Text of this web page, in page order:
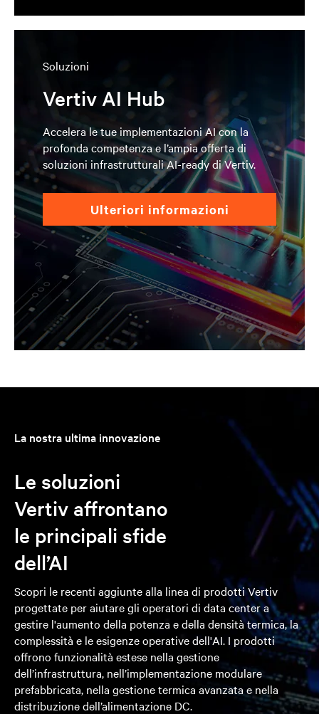
Soluzioni
Vertiv AI Hub
Accelera le tue implementazioni AI con la
profonda competenza e l’ampia offerta di
soluzioni infrastrutturali AI-ready di Vertiv.
ulteriori informazioni
La nostra ultima innovazione
Le soluzioni
Vertiv affrontano
le principali sfide
dell’AI
Scopri le recenti aggiunte alla linea di prodotti Vertiv
progettate per aiutare gli operatori di data center a
gestire l'aumento della potenza e della densità termica, la
complessità e le esigenze operative dell'AI. I prodotti
offrono funzionalità estese nella gestione
dell’infrastruttura, nell’implementazione modulare
prefabbricata, nella gestione termica avanzata e nella
distribuzione dell’alimentazione DC.